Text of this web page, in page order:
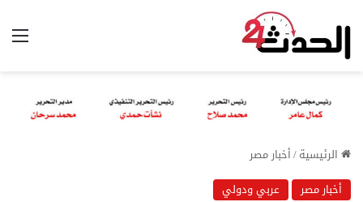
الرئيسية/أخبار مصر
أخبار مصر
عربي ودولي